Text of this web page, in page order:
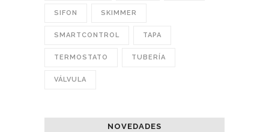
SIFON SKIMMER
SMARTCONTROL TAPA
TERMOSTATO TUBERÍA
VÁLVULA
NOVEDADES